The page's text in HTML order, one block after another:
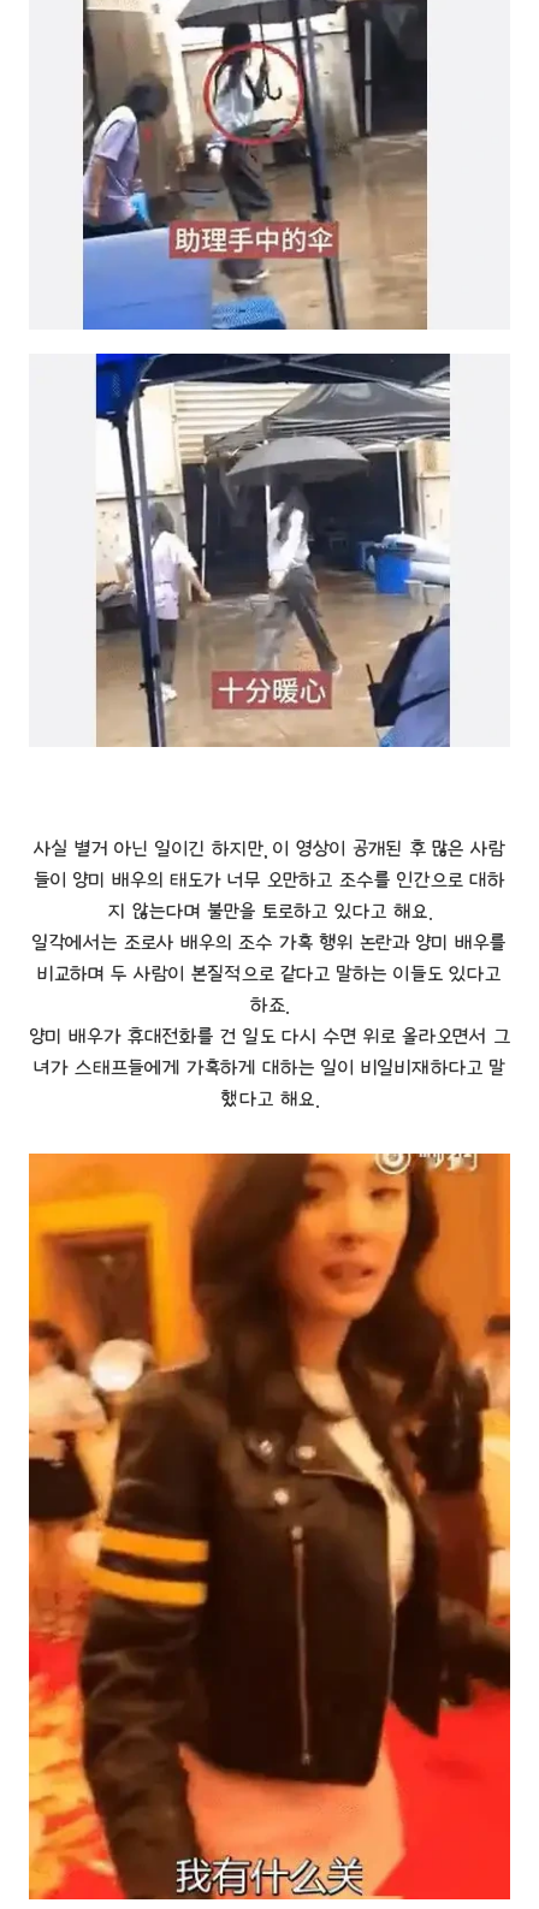
사실 별거 아닌 일이긴 하지만, 이 영상이 공개된 후 많은 사람
들이 양미 배우의 태도가 너무 오만하고 조수를 인간으로 대하
지 않는다며 불만을 토로하고 있다고 해요.
일각에서는 조로사 배우의 조수 가혹 행위 논란과 양미 배우를
비교하며 두 사람이 본질적으로 같다고 말하는 이들도 있다고
하죠.
양미 배우가 휴대전화를 건 일도 다시 수면 위로 올라오면서 그
녀가 스태프들에게 가혹하게 대하는 일이 비일비재하다고 말
했다고 해요.